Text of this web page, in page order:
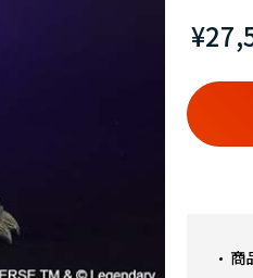
商